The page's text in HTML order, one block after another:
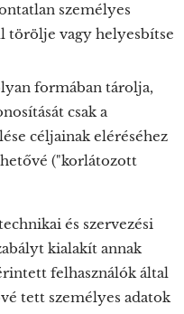
személyes
törölje vagy helyesbítse
formában tárolja,
csak a
céljainak eléréséhez
("korlátozott
és szervezési
kialakít annak
felhasználók által
tett személyes adatok